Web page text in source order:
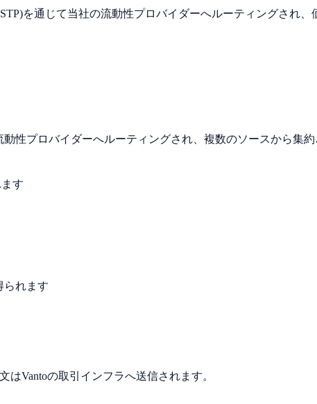
を通じて当社の流動性プロバイダーへルーティングされ
性プロバイダーへルーティングされ、複数のソースから集
す
られます
はVantoの取引インフラへ送信されます。